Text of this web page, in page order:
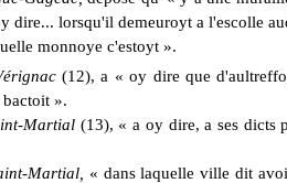
dire... lorsqu'il demeuroyt a l'escolle
monnoye c'estoyt ».
(12), a « oy dire que
».
Martial (13), « a oy dire, a ses dicts
Martial, « dans laquelle ville dit